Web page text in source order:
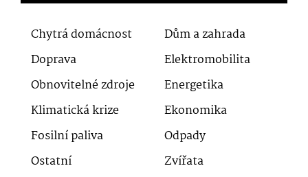
Chytrá domácnost
Dům a zahrada
Doprava
Elektromobilita
Obnovitelné zdroje
Energetika
Klimatická krize
Ekonomika
Fosilní paliva
Odpady
Ostatní
Zvířata